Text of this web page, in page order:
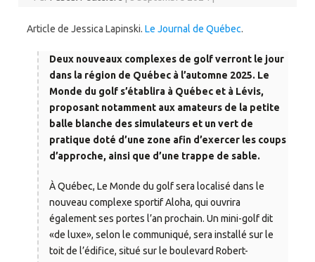
Article de Jessica Lapinski. Le Journal de Québec.
Deux nouveaux complexes de golf verront le jour
dans la région de Québec à l’automne 2025. Le
Monde du golf s’établira à Québec et à Lévis,
proposant notamment aux amateurs de la petite
balle blanche des simulateurs et un vert de
pratique doté d’une zone afin d’exercer les coups
d’approche, ainsi que d’une trappe de sable.
À Québec, Le Monde du golf sera localisé dans le
nouveau complexe sportif Aloha, qui ouvrira
également ses portes l’an prochain. Un mini-golf dit
«de luxe», selon le communiqué, sera installé sur le
toit de l’édifice, situé sur le boulevard Robert-